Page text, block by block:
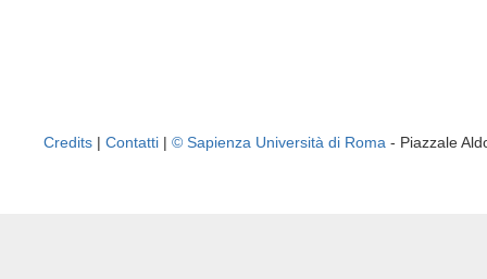
Credits | Contatti | © Sapienza Università di Roma - Piazzale